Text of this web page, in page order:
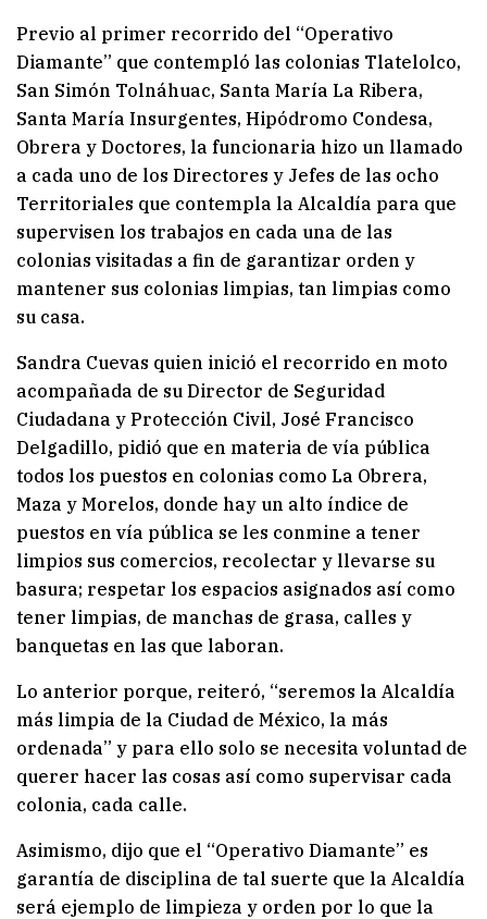
Previo al primer recorrido del “Operativo
Diamante” que contempló las colonias Tlatelolco,
San Simón Tolnáhuac, Santa María La Ribera,
Santa María Insurgentes, Hipódromo Condesa,
Obrera y Doctores, la funcionaria hizo un llamado
a cada uno de los Directores y Jefes de las ocho
Territoriales que contempla la Alcaldía para que
supervisen los trabajos en cada una de las
colonias visitadas a fin de garantizar orden y
mantener sus colonias limpias, tan limpias como
su casa.
Sandra Cuevas quien inició el recorrido en moto
acompañada de su Director de Seguridad
Ciudadana y Protección Civil, José Francisco
Delgadillo, pidió que en materia de vía pública
todos los puestos en colonias como La Obrera,
Maza y Morelos, donde hay un alto índice de
puestos en vía pública se les conmine a tener
limpios sus comercios, recolectar y llevarse su
basura; respetar los espacios asignados así como
tener limpias, de manchas de grasa, calles y
banquetas en las que laboran.
Lo anterior porque, reiteró, “seremos la Alcaldía
más limpia de la Ciudad de México, la más
ordenada” y para ello solo se necesita voluntad de
querer hacer las cosas así como supervisar cada
colonia, cada calle.
Asimismo, dijo que el “Operativo Diamante” es
garantía de disciplina de tal suerte que la Alcaldía
será ejemplo de limpieza y orden por lo que la